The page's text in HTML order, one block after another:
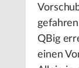
QBig
einen